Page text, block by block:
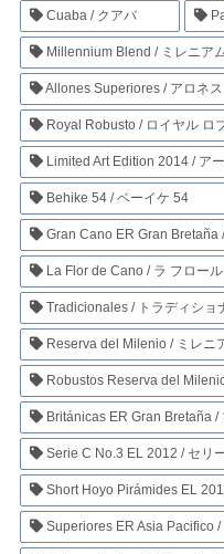
Cuaba / クアバ
Millennium Blend / ミレニア
Allones Superiores / アロネ
Royal Robusto / ロイヤル ロ
Limited Art Edition 2014 / ア
Behike 54 / ベーイケ 54
Gran Cano ER Gran Bretaña
La Flor de Cano / ラ フロー
Tradicionales / トラディショ
Reserva del Milenio / ミレニ
Robustos Reserva del
Británicas ER Gran Bretaña /
Serie C No.3 EL 2012 / セリ
Short Hoyo Pirámides EL
Superiores ER Asia Pacifico